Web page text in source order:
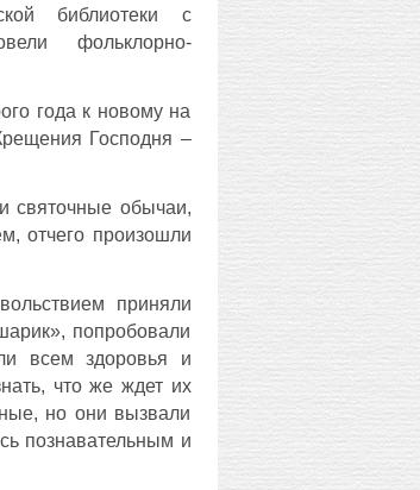
библиотеки с
фольклорно-
года к новому на
Господня –
святочные обычаи,
отчего произошли
приняли
попробовали
всем здоровья и
что же ждет их
но они вызвали
познавательным и